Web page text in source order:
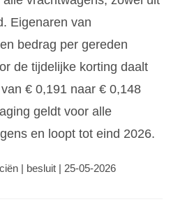
Eigenaren van
bedrag per gereden
de tijdelijke korting daalt
€ 0,191 naar € 0,148
geldt voor alle
en loopt tot eind 2026.
| besluit | 25-05-2026